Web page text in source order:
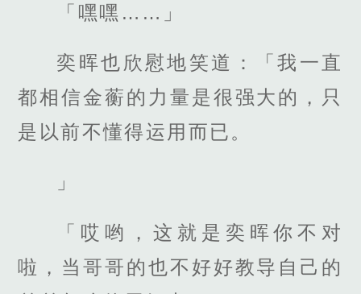
「嘿嘿……」
奕晖也欣慰地笑道：「我一直
都相信金蘅的力量是很强大的，只
是以前不懂得运用而已。
」
「哎哟，这就是奕晖你不对
啦，当哥哥的也不好好教导自己的